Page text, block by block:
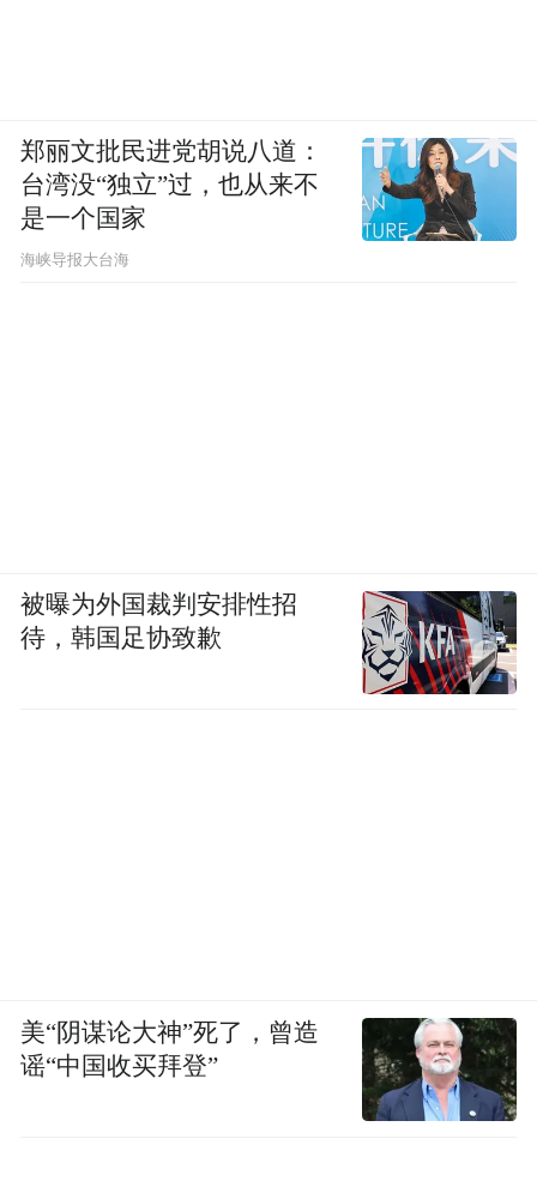
郑丽文批民进党胡说八道：
台湾没“独立”过，也从来不
是一个国家
​海峡导报大台海
被曝为外国裁判安排性招
待，韩国足协致歉
美“阴谋论大神”死了，曾造
谣“中国收买拜登”